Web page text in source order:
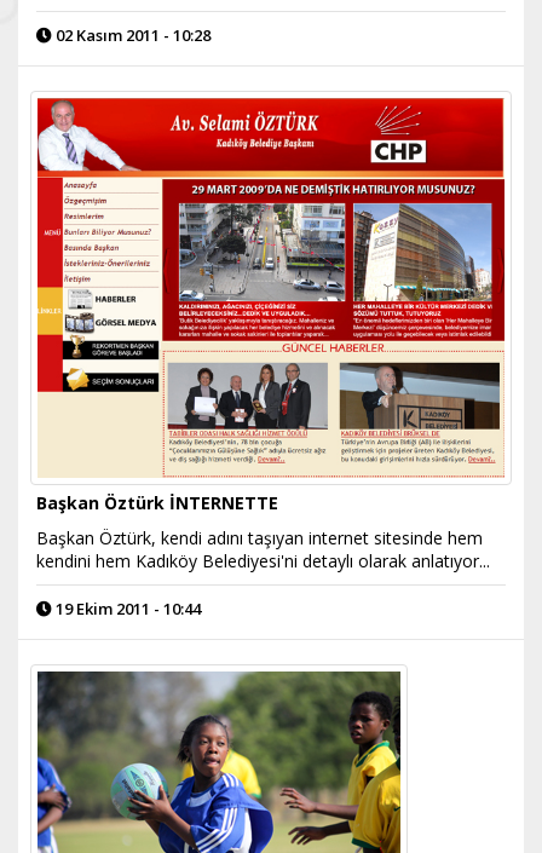
02 Kasım 2011 - 10:28
Başkan Öztürk İNTERNETTE
Başkan Öztürk, kendi adını taşıyan internet sitesinde hem
kendini hem Kadıköy Belediyesi'ni detaylı olarak anlatıyor...
19 Ekim 2011 - 10:44